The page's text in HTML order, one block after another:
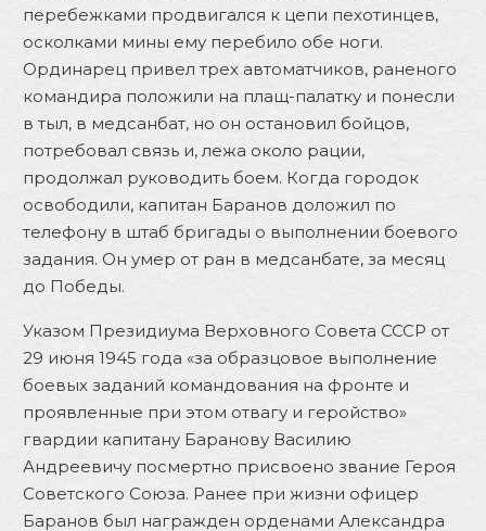
перебежками продвигался к цепи пехотинцев,
осколками мины ему перебило обе ноги.
Ординарец привел трех автоматчиков, раненого
командира положили на плащ-палатку и понесли
в тыл, в медсанбат, но он остановил бойцов,
потребовал связь и, лежа около рации,
продолжал руководить боем. Когда городок
освободили, капитан Баранов доложил по
телефону в штаб бригады о выполнении боевого
задания. Он умер от ран в медсанбате, за месяц
до Победы.
Указом Президиума Верховного Совета СССР от
29 июня 1945 года «за образцовое выполнение
боевых заданий командования на фронте и
проявленные при этом отвагу и геройство»
гвардии капитану Баранову Василию
Андреевичу посмертно присвоено звание Героя
Советского Союза. Ранее при жизни офицер
Баранов был награжден орденами Александра